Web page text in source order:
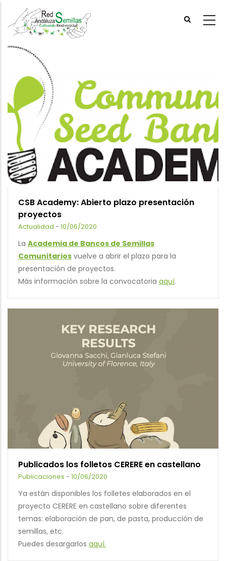
main
content
CSB Academy: Abierto plazo presentación
proyectos
Actualidad - 10/06/2020
La Academia de Bancos de Semillas
Comunitarios vuelve a abrir el plazo para la
presentación de proyectos.
Más información sobre la convocatoria aquí.
Publicados los folletos CERERE en castellano
Publicaciones - 10/06/2020
Ya están disponibles los folletes elaborados en el
proyecto CERERE en castellano sobre diferentes
temas: elaboración de pan, de pasta, producción de
semillas, etc.
Puedes desargarlos aquí.